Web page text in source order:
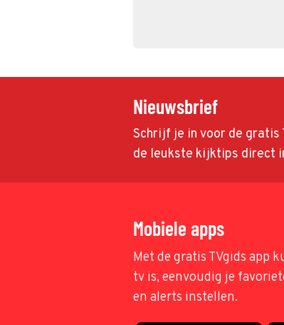
Nieuwsbrief
Schrijf je in voor de gratis
de leukste kijktips direct
Mobiele apps
Met de gratis TVgids app
tv is, eenvoudig je
en alerts instellen.